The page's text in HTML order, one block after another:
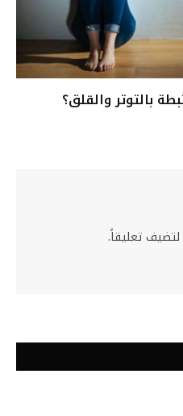
بالتوتر والقلق؟
لتضيف تعليقاً.